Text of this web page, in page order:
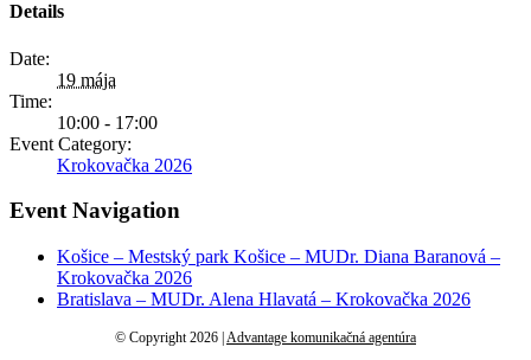
Details
Date:
19 mája
Time:
10:00 - 17:00
Event Category:
Krokovačka 2026
Event Navigation
Košice – Mestský park Košice – MUDr. Diana Baranová –
Krokovačka 2026
Bratislava – MUDr. Alena Hlavatá – Krokovačka 2026
© Copyright 2026 | Advantage komunikačná agentúra